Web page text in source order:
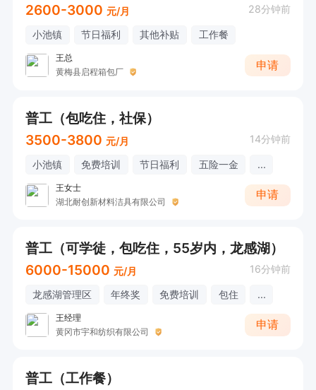
2600-3000 元/月 28分钟前
小池镇 节日福利 其他补贴 工作餐
王总
黄梅县启程箱包厂
申请
普工（包吃住，社保）
3500-3800 元/月 14分钟前
小池镇 免费培训 节日福利 五险一金 ...
王女士
湖北耐创新材料洁具有限公司
申请
普工（可学徒，包吃住，55岁内，龙感湖）
6000-15000 元/月 16分钟前
龙感湖管理区 年终奖 免费培训 包住 ...
王经理
黄冈市宇和纺织有限公司
申请
普工（工作餐）